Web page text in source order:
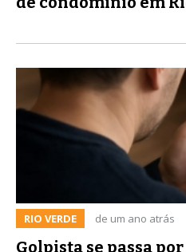
RIO VERDE de um ano atrás
Golpista se passa